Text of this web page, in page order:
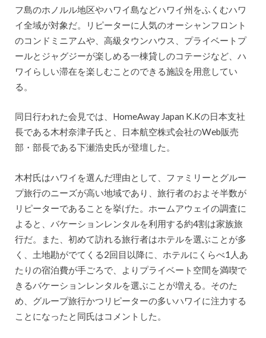
フ島のホノルル地区やハワイ島などハワイ州をふくむハワ
イ全域が対象だ。リピーターに人気のオーシャンフロント
のコンドミニアムや、高級タウンハウス、プライベートプ
ールとジャグジーが楽しめる一棟貸しのコテージなど、ハ
ワイらしい滞在を楽しむことのできる施設を用意してい
る。
同日行われた会見では、HomeAway Japan K.Kの日本支社
長である木村奈津子氏と、日本航空株式会社のWeb販売
部・部長である下瀬浩史氏が登壇した。
木村氏はハワイを選んだ理由として、ファミリーとグルー
プ旅行のニーズが高い地域であり、旅行者のおよそ半数が
リピーターであることを挙げた。ホームアウェイの調査に
よると、バケーションレンタルを利用する約4割は家族旅
行だ。また、初めて訪れる旅行者はホテルを選ぶことが多
く、土地勘がでてくる2回目以降に、ホテルにくらべ1人あ
たりの宿泊費が手ごろで、よりプライベート空間を満喫で
きるバケーションレンタルを選ぶことが増える。そのた
め、グループ旅行かつリピーターの多いハワイに注力する
ことになったと同氏はコメントした。